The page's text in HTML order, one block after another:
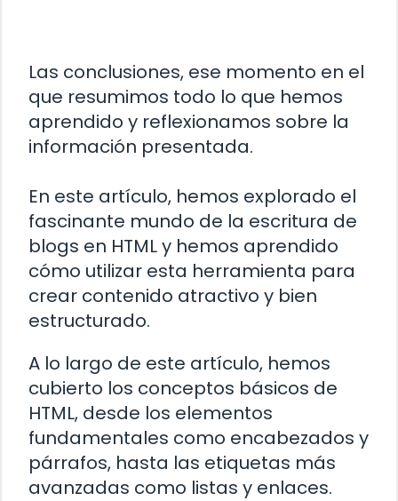
Las conclusiones, ese momento en el
que resumimos todo lo que hemos
aprendido y reflexionamos sobre la
información presentada.
En este artículo, hemos explorado el
fascinante mundo de la escritura de
blogs en HTML y hemos aprendido
cómo utilizar esta herramienta para
crear contenido atractivo y bien
estructurado.
A lo largo de este artículo, hemos
cubierto los conceptos básicos de
HTML, desde los elementos
fundamentales como encabezados y
párrafos, hasta las etiquetas más
avanzadas como listas y enlaces.